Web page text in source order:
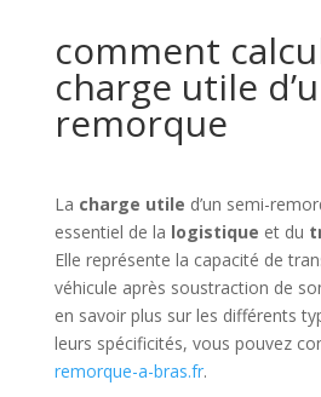
comment
charge utile
remorque
La charge utile d’un semi-
essentiel de la logistique et du
Elle représente la capacité de
véhicule après soustraction de
en savoir plus sur les différents
leurs spécificités, vous pouvez
remorque-a-bras.fr.